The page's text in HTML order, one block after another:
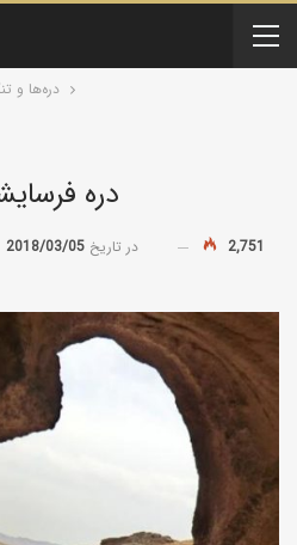
دره‌ها و
دره
در تاریخ 2018/03/05
2,751